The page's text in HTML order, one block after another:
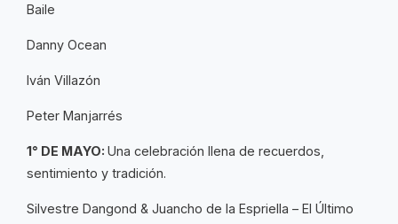
Baile
Danny Ocean
Iván Villazón
Peter Manjarrés
1° DE MAYO: Una celebración llena de recuerdos,
sentimiento y tradición.
Silvestre Dangond & Juancho de la Espriella – El Último